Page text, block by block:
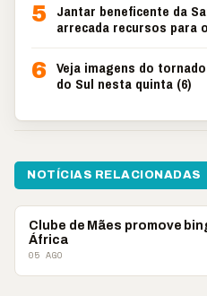
5 Jantar beneficente da
arrecada recursos para
6 Veja imagens do
do Sul nesta quinta (6)
NOTÍCIAS RELACIONADAS
#VCCOMABNT
Clube de Mães promove
África
05 AGO